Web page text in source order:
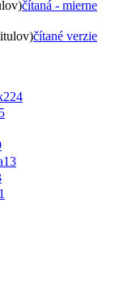
čítaná - mierne
čítané verzie
224
13